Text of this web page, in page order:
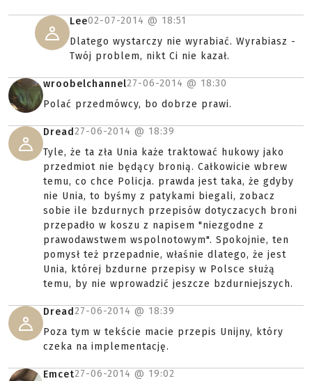
Lee02-07-2014 @ 18:51
Dlatego wystarczy nie wyrabiać. Wyrabiasz -
Twój problem, nikt Ci nie kazał.
wroobelchannel27-06-2014 @ 18:30
Polać przedmówcy, bo dobrze prawi.
Dread27-06-2014 @ 18:39
Tyle, że ta zła Unia każe traktować hukowy jako
przedmiot nie będący bronią. Całkowicie wbrew
temu, co chce Policja. prawda jest taka, że gdyby
nie Unia, to byśmy z patykami biegali, zobacz
sobie ile bzdurnych przepisów dotyczacych broni
przepadło w koszu z napisem "niezgodne z
prawodawstwem wspolnotowym". Spokojnie, ten
pomysł też przepadnie, właśnie dlatego, że jest
Unia, której bzdurne przepisy w Polsce służą
temu, by nie wprowadzić jeszcze bzdurniejszych.
Dread27-06-2014 @ 18:39
Poza tym w tekście macie przepis Unijny, który
czeka na implementację.
Emcet27-06-2014 @ 19:02